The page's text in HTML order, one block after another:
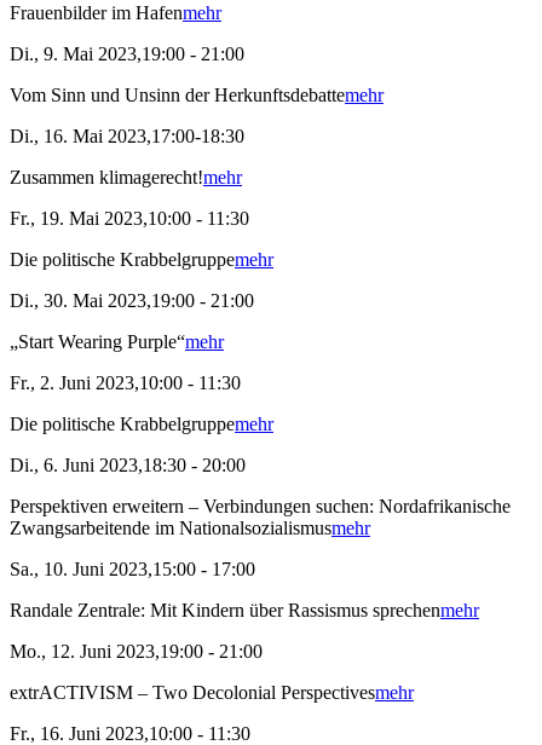
Frauenbilder im Hafenmehr
Di., 9. Mai 2023,19:00 - 21:00
Vom Sinn und Unsinn der Herkunftsdebattemehr
Di., 16. Mai 2023,17:00-18:30
Zusammen klimagerecht!mehr
Fr., 19. Mai 2023,10:00 - 11:30
Die politische Krabbelgruppemehr
Di., 30. Mai 2023,19:00 - 21:00
„Start Wearing Purple“mehr
Fr., 2. Juni 2023,10:00 - 11:30
Die politische Krabbelgruppemehr
Di., 6. Juni 2023,18:30 - 20:00
Perspektiven erweitern – Verbindungen suchen: Nordafrikanische
Zwangsarbeitende im Nationalsozialismusmehr
Sa., 10. Juni 2023,15:00 - 17:00
Randale Zentrale: Mit Kindern über Rassismus sprechenmehr
Mo., 12. Juni 2023,19:00 - 21:00
extrACTIVISM – Two Decolonial Perspectivesmehr
Fr., 16. Juni 2023,10:00 - 11:30